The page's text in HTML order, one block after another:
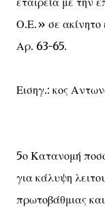
Ο.Ε.» σε ακίνητο
Αρ. 63-65.
Εισηγ.: κος
5ο Κατανομή
για κάλυψη
πρωτοβάθμιας